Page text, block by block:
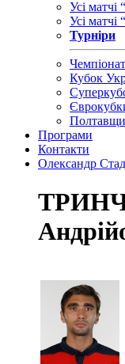
Усі матчі
Усі матчі
Турніри
Кубок
Програми
Контакти
Олександр